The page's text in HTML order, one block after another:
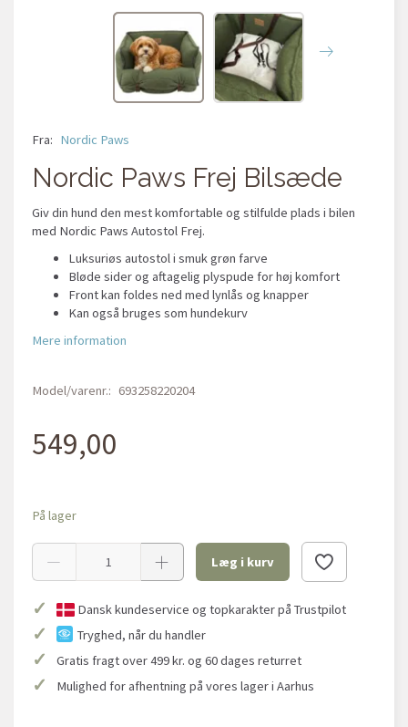
Fra: Nordic Paws
Nordic Paws Frej Bilsæde
Giv din hund den mest komfortable og stilfulde plads i bilen
med Nordic Paws Autostol Frej.
Luksuriøs autostol i smuk grøn farve
Bløde sider og aftagelig plyspude for høj komfort
Front kan foldes ned med lynlås og knapper
Kan også bruges som hundekurv
Mere information
Model/varenr.: 693258220204
549,00
På lager
Læg i kurv
✓ Dansk kundeservice og topkarakter på Trustpilot
✓ Tryghed, når du handler
✓ Gratis fragt over 499 kr. og 60 dages returret
✓ Mulighed for afhentning på vores lager i Aarhus